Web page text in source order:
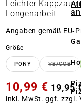
Leichter
Longenarbeit
Angaben gemäß
Größe
PONY VB/COB
10,99 € 19,95
inkl. MwSt. ggf. zzgl.